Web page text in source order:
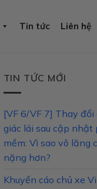
Tin tức Liên hệ
TIN TỨC MỚI
[VF 6/VF 7] Thay đổi
giác lái sau cập nhật
mềm: Vì sao vô lăng
nặng hơn?
Khuyến cáo chủ xe